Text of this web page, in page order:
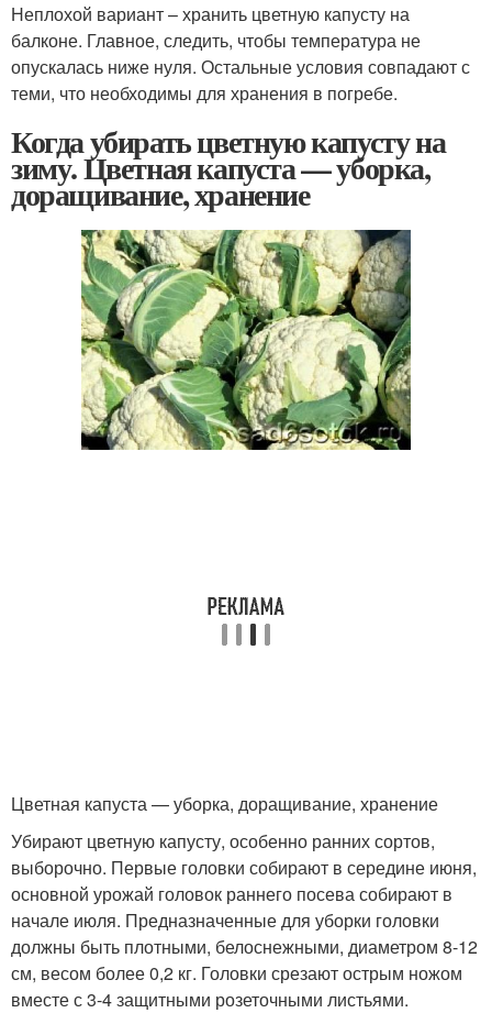
Неплохой вариант – хранить цветную капусту на
балконе. Главное, следить, чтобы температура не
опускалась ниже нуля. Остальные условия совпадают с
теми, что необходимы для хранения в погребе.
Когда убирать цветную капусту на
зиму. Цветная капуста — уборка,
доращивание, хранение
Цветная капуста — уборка, доращивание, хранение
Убирают цветную капусту, особенно ранних сортов,
выборочно. Первые головки собирают в середине июня,
основной урожай головок раннего посева собирают в
начале июля. Предназначенные для уборки головки
должны быть плотными, белоснежными, диаметром 8-12
см, весом более 0,2 кг. Головки срезают острым ножом
вместе с 3-4 защитными розеточными листьями.